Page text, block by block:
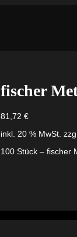
fischer
81,72€
inkl. 20 % MwSt.
100 Stück – fischer